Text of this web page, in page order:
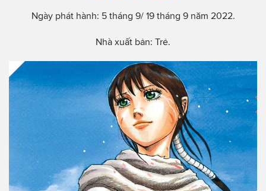
Ngày phát hành: 5 tháng 9/ 19 tháng 9 năm 2022.
Nhà xuất bản: Trẻ.